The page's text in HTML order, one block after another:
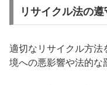
リサイクル法の遵
適切なリサイクル方法
境への悪影響や法的な